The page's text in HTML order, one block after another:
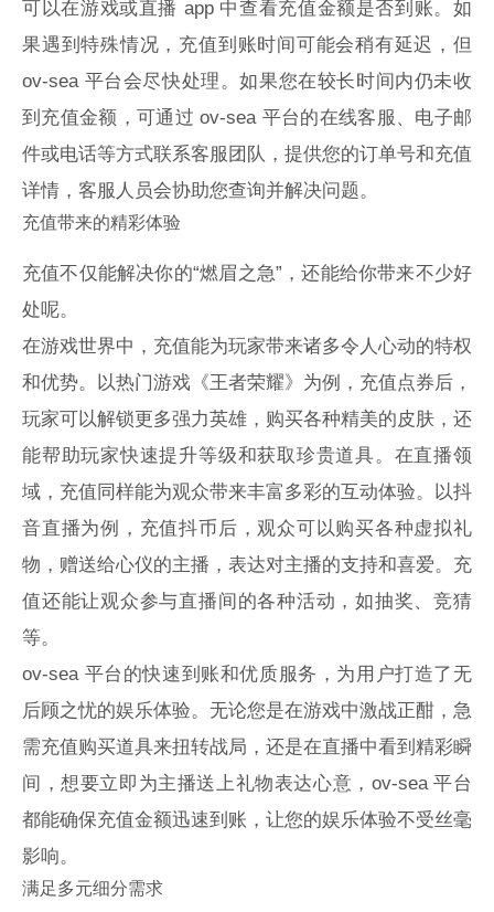
可以在游戏或直播 app 中查看充值金额是否到账。如
果遇到特殊情况，充值到账时间可能会稍有延迟，但
ov-sea 平台会尽快处理。如果您在较长时间内仍未收
到充值金额，可通过 ov-sea 平台的在线客服、电子邮
件或电话等方式联系客服团队，提供您的订单号和充值
详情，客服人员会协助您查询并解决问题。
充值带来的精彩体验
充值不仅能解决你的“燃眉之急”，还能给你带来不少好
处呢。
在游戏世界中，充值能为玩家带来诸多令人心动的特权
和优势。以热门游戏《王者荣耀》为例，充值点券后，
玩家可以解锁更多强力英雄，购买各种精美的皮肤，还
能帮助玩家快速提升等级和获取珍贵道具。在直播领
域，充值同样能为观众带来丰富多彩的互动体验。以抖
音直播为例，充值抖币后，观众可以购买各种虚拟礼
物，赠送给心仪的主播，表达对主播的支持和喜爱。充
值还能让观众参与直播间的各种活动，如抽奖、竞猜
等。
ov-sea 平台的快速到账和优质服务，为用户打造了无
后顾之忧的娱乐体验。无论您是在游戏中激战正酣，急
需充值购买道具来扭转战局，还是在直播中看到精彩瞬
间，想要立即为主播送上礼物表达心意，ov-sea 平台
都能确保充值金额迅速到账，让您的娱乐体验不受丝毫
影响。
满足多元细分需求